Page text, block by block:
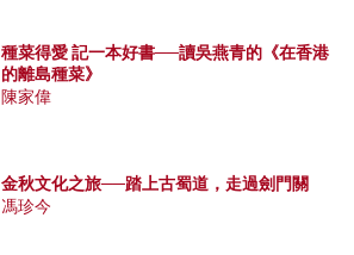
種菜得愛 記一本好書──讀吳燕青的《在香港
的離島種菜》
陳家偉
金秋文化之旅──踏上古蜀道，走過劍門關
馮珍今